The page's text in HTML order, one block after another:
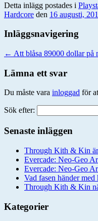
Detta inlägg postades i
Hardcore den 16 augusti,
Inläggsnavigering
← Att blåsa 89000 dollar på
Lämna ett svar
Du måste vara inloggad för
Sök efter:
Senaste inläggen
Through Kith & Kin
Evercade: Neo-Geo
Evercade: Neo-Geo
Vad fasen händer med
Through Kith & Kin
Kategorier